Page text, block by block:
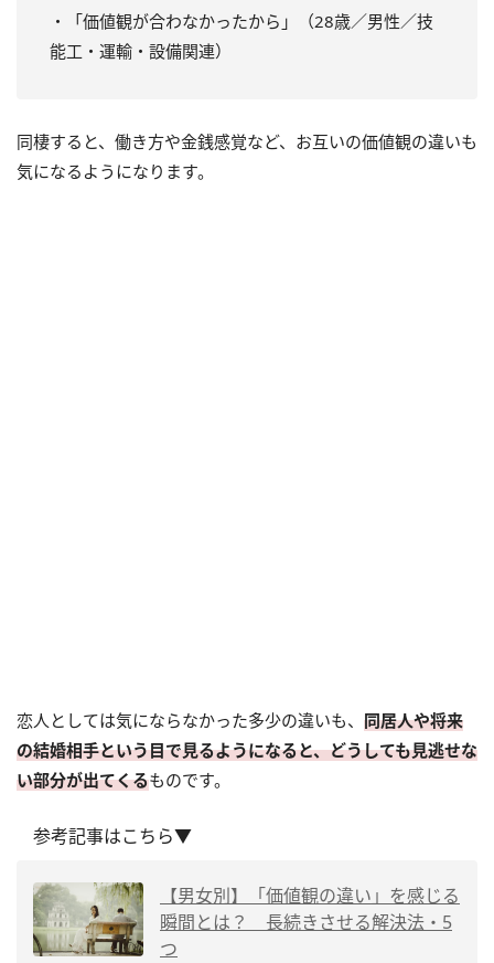
・「価値観が合わなかったから」（28歳／男性／技
能工・運輸・設備関連）
同棲すると、働き方や金銭感覚など、お互いの価値観の違いも
気になるようになります。
恋人としては気にならなかった多少の違いも、 同居人や将来
の結婚相手という目で見るようになると、どうしても見逃せな
い部分が出てくるものです。
参考記事はこちら▼
【男女別】「価値観の違い」を感じる
瞬間とは？ 長続きさせる解決法・5
つ